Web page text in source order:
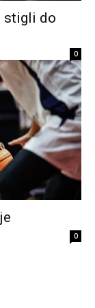
stigli do
0
0